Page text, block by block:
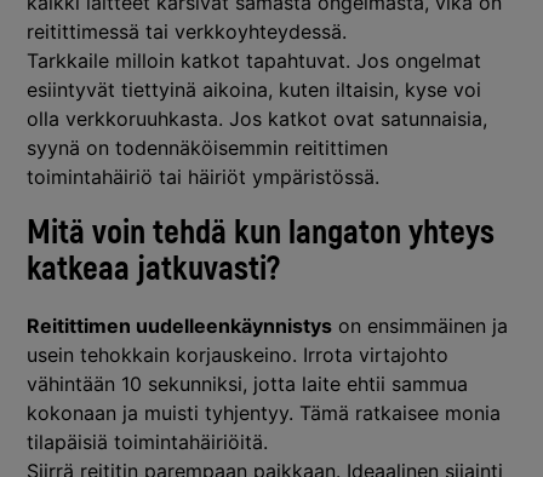
reitittimessä tai verkkoyhteydessä.
Tarkkaile milloin katkot tapahtuvat. Jos ongelmat
esiintyvät tiettyinä aikoina, kuten iltaisin, kyse voi
olla verkkoruuhkasta. Jos katkot ovat satunnaisia,
syynä on todennäköisemmin reitittimen
toimintahäiriö tai häiriöt ympäristössä.
Mitä voin tehdä kun langaton yhteys
katkeaa jatkuvasti?
Reitittimen uudelleenkäynnistys on ensimmäinen ja
usein tehokkain korjauskeino. Irrota virtajohto
vähintään 10 sekunniksi, jotta laite ehtii sammua
kokonaan ja muisti tyhjentyy. Tämä ratkaisee monia
tilapäisiä toimintahäiriöitä.
Siirrä reititin parempaan paikkaan. Ideaalinen sijainti